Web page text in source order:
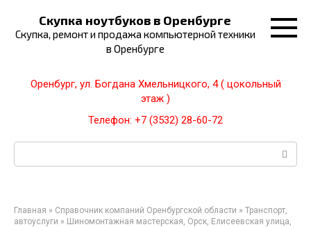
контенту
Скупка ноутбуков в Оренбурге
Скупка, ремонт и продажа компьютерной техники
в Оренбурге
Оренбург, ул. Богдана Хмельницкого, 4 ( цокольный
этаж )
Телефон: +7 (3532) 28-60-72
Поиск:
Главная » Справочник компаний Оренбургской области » Транспорт,
автоуслуги » Шиномонтажная мастерская, Орск, Елисеевская улица,